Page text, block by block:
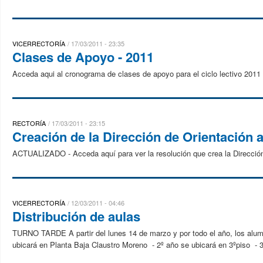
VICERRECTORÍA 17/03/2011 - 23:35
Clases de Apoyo - 2011
Acceda aqui al cronograma de clases de apoyo para el ciclo lectivo 2011
RECTORÍA 17/03/2011 - 23:15
Creación de la Dirección de Orientación
ACTUALIZADO - Acceda aquí para ver la resolución que crea la
VICERRECTORÍA 12/03/2011 - 04:46
Distribución de aulas
TURNO TARDE A partir del lunes 14 de marzo y por todo el año, los
ubicará en Planta Baja Claustro Moreno - 2º año se ubicará en 3ºpiso -